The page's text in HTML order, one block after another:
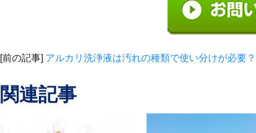
[前の記事] アルカリ洗浄液は汚れの種類で使い分けが必要？
関連記事